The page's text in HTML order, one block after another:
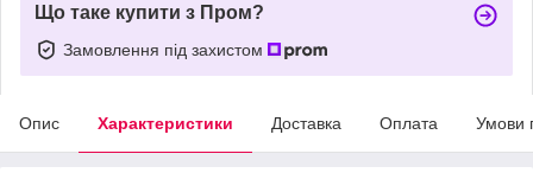
Що таке купити з Пром?
Замовлення під захистом
Опис Характеристики Доставка Оплата Умови